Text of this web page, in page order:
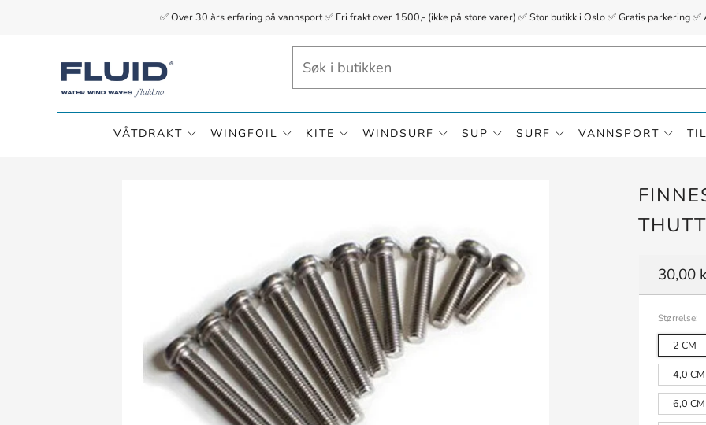
✅ Over 30 års erfaring på vannsport ✅ Fri frakt over 1500,- (ikke på store varer) ✅ Stor butikk i Oslo ✅ Gratis parkering
VÅTDRAKT WINGFOIL KITE WINDSURF SUP SURF VANNSPORT
Vanlig
pris
30,00
Størrelse:
2 CM
4,0 CM
6,0 CM